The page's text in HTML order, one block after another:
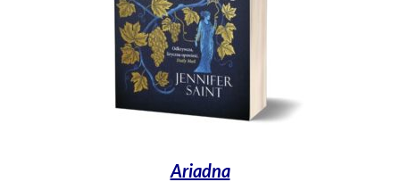
Ariadna